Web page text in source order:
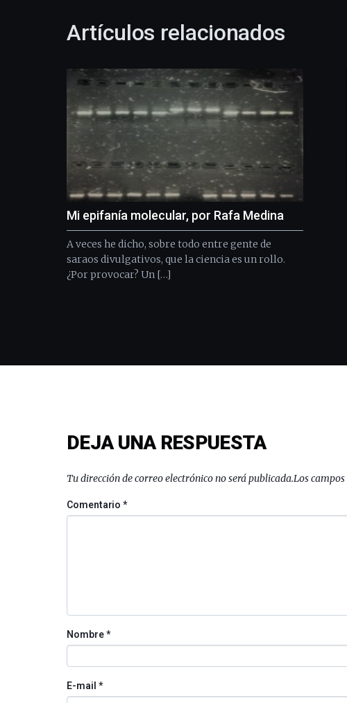
Artículos relacionados
Mi epifanía molecular, por Rafa Medina
A veces he dicho, sobre todo entre gente de
saraos divulgativos, que la ciencia es un rollo.
¿Por provocar? Un […]
DEJA UNA RESPUESTA
Tu dirección de correo electrónico no será publicada.Los
Comentario*
Nombre*
E-mail *